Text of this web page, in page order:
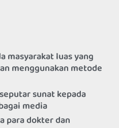
masyarakat luas yang
menggunakan metode
sunat kepada
media
para dokter dan